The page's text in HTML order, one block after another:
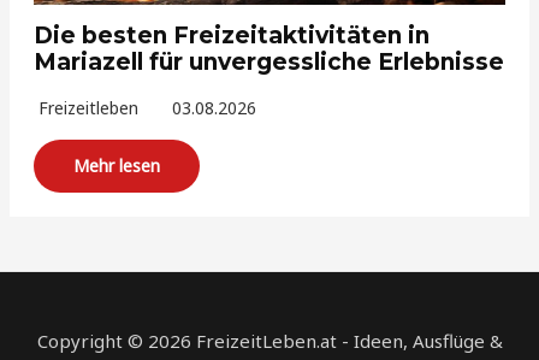
Die besten Freizeitaktivitäten in
Mariazell für unvergessliche Erlebnisse
Freizeitleben 03.08.2026
Mehr lesen
Copyright © 2026 FreizeitLeben.at - Ideen, Ausflüge &